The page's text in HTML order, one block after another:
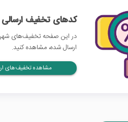
کدهای تخفیف ارسالی
در این صفحه تخفیف‌های
ارسال شده، مشاهده کنید.
مشاهده تخفیف‌های